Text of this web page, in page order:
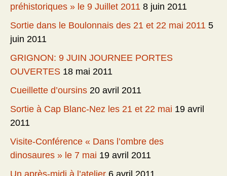
préhistoriques » le 9 Juillet 2011 8 juin 2011
Sortie dans le Boulonnais des 21 et 22 mai 2011 5
juin 2011
GRIGNON: 9 JUIN JOURNEE PORTES
OUVERTES 18 mai 2011
Cueillette d’oursins 20 avril 2011
Sortie à Cap Blanc-Nez les 21 et 22 mai 19 avril
2011
Visite-Conférence « Dans l’ombre des
dinosaures » le 7 mai 19 avril 2011